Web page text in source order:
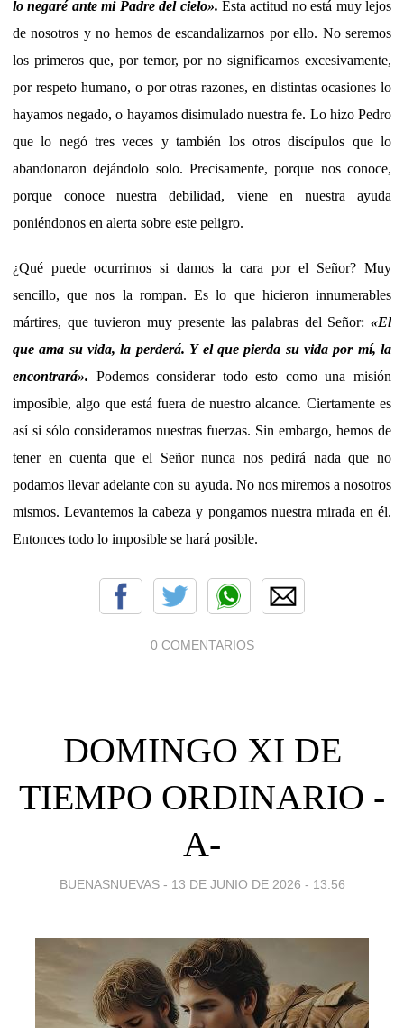
lo negaré ante mi Padre del cielo». Esta actitud no está muy lejos
de nosotros y no hemos de escandalizarnos por ello. No seremos
los primeros que, por temor, por no significarnos excesivamente,
por respeto humano, o por otras razones, en distintas ocasiones lo
hayamos negado, o hayamos disimulado nuestra fe. Lo hizo Pedro
que lo negó tres veces y también los otros discípulos que lo
abandonaron dejándolo solo. Precisamente, porque nos conoce,
porque conoce nuestra debilidad, viene en nuestra ayuda
poniéndonos en alerta sobre este peligro.
¿Qué puede ocurrirnos si damos la cara por el Señor? Muy
sencillo, que nos la rompan. Es lo que hicieron innumerables
mártires, que tuvieron muy presente las palabras del Señor: «El
que ama su vida, la perderá. Y el que pierda su vida por mí, la
encontrará». Podemos considerar todo esto como una misión
imposible, algo que está fuera de nuestro alcance. Ciertamente es
así si sólo consideramos nuestras fuerzas. Sin embargo, hemos de
tener en cuenta que el Señor nunca nos pedirá nada que no
podamos llevar adelante con su ayuda. No nos miremos a nosotros
mismos. Levantemos la cabeza y pongamos nuestra mirada en él.
Entonces todo lo imposible se hará posible.
0 COMENTARIOS
DOMINGO XI DE
TIEMPO ORDINARIO -
A-
BUENASNUEVAS - 13 DE JUNIO DE 2026 - 13:56